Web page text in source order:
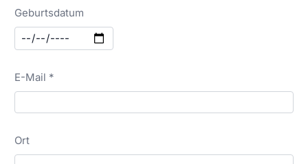
Geburtsdatum
E-Mail *
Ort